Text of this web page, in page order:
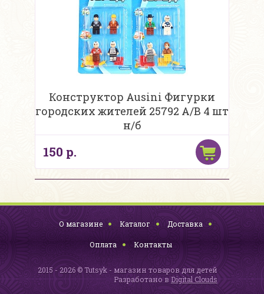
Конструктор Ausini Фигурки
городских жителей 25792 A/B 4 шт
н/б
150 р.
О магазине Каталог Доставка
Оплата Контакты
2015 - 2026 © Tutsyk - магазин товаров для детей
Разработано в Digital Clouds